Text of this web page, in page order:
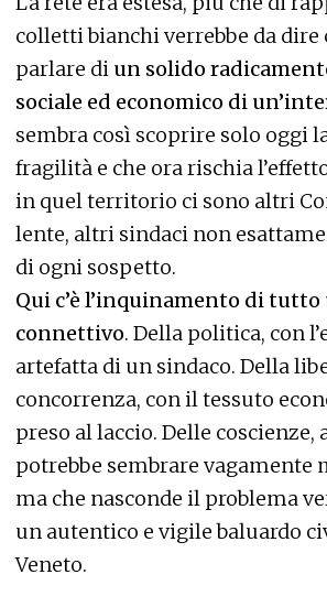
colletti bianchi verrebbe da dire
parlare di un solido
sociale ed economico di
sembra così scoprire solo oggi
fragilità e che ora rischia
in quel territorio ci sono altri
lente, altri sindaci non
di ogni sospetto.
Qui c’è l’inquinamento di
connettivo. Della politica, con
artefatta di un sindaco. Della
concorrenza, con il tessuto
preso al laccio. Delle coscienze,
potrebbe sembrare vagamente
ma che nasconde il problema
un autentico e vigile baluardo
Veneto.